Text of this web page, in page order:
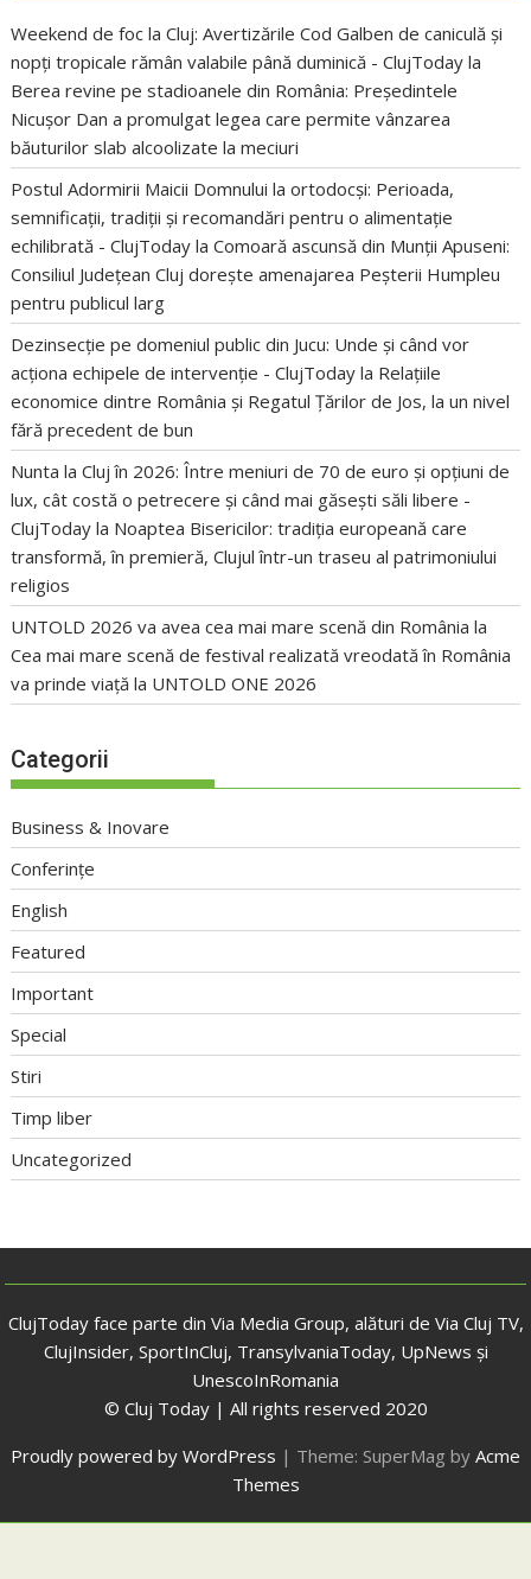
Weekend de foc la Cluj: Avertizările Cod Galben de caniculă și
nopți tropicale rămân valabile până duminică - ClujToday la
Berea revine pe stadioanele din România: Președintele
Nicușor Dan a promulgat legea care permite vânzarea
băuturilor slab alcoolizate la meciuri
Postul Adormirii Maicii Domnului la ortodocși: Perioada,
semnificații, tradiții și recomandări pentru o alimentație
echilibrată - ClujToday laComoară ascunsă din Munții Apuseni:
Consiliul Județean Cluj dorește amenajarea Peșterii Humpleu
pentru publicul larg
Dezinsecție pe domeniul public din Jucu: Unde și când vor
acționa echipele de intervenție - ClujToday la Relațiile
economice dintre România și Regatul Țărilor de Jos, la un nivel
fără precedent de bun
Nunta la Cluj în 2026: Între meniuri de 70 de euro și opțiuni de
lux, cât costă o petrecere și când mai găsești săli libere -
ClujToday la Noaptea Bisericilor: tradiția europeană care
transformă, în premieră, Clujul într-un traseu al patrimoniului
religios
UNTOLD 2026 va avea cea mai mare scenă din România la
Cea mai mare scenă de festival realizată vreodată în România
va prinde viață la UNTOLD ONE 2026
Categorii
Business & Inovare
Conferințe
English
Featured
Important
Special
Stiri
Timp liber
Uncategorized
ClujToday face parte din Via Media Group, alături de Via Cluj TV,
ClujInsider, SportInCluj, TransylvaniaToday, UpNews și
UnescoInRomania
© Cluj Today | All rights reserved 2020
Proudly powered by WordPress | Theme: SuperMag by Acme
Themes